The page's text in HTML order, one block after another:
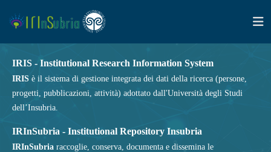
IRIS - Institutional Research Information System
IRIS è il sistema di gestione integrata dei dati della ricerca (persone,
progetti, pubblicazioni, attività) adottato dall'Università degli Studi
dell’Insubria.
IRInSubria - Institutional Repository Insubria
IRInSubria raccoglie, conserva, documenta e dissemina le